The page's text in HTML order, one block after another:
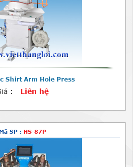
Shirt Arm Hole Press
: Liên hệ
Mã SP : HS-87P